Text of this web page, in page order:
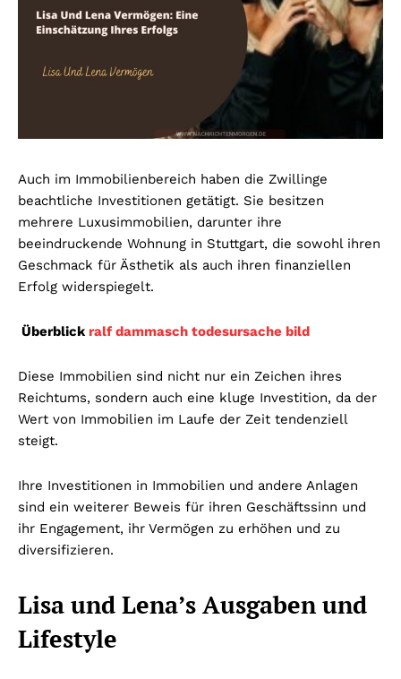
Auch im Immobilienbereich haben die Zwillinge
beachtliche Investitionen getätigt. Sie besitzen
mehrere Luxusimmobilien, darunter ihre
beeindruckende Wohnung in Stuttgart, die sowohl ihren
Geschmack für Ästhetik als auch ihren finanziellen
Erfolg widerspiegelt.
Überblick ralf dammasch todesursache bild
Diese Immobilien sind nicht nur ein Zeichen ihres
Reichtums, sondern auch eine kluge Investition, da der
Wert von Immobilien im Laufe der Zeit tendenziell
steigt.
Ihre Investitionen in Immobilien und andere Anlagen
sind ein weiterer Beweis für ihren Geschäftssinn und
ihr Engagement, ihr Vermögen zu erhöhen und zu
diversifizieren.
Lisa und Lena’s Ausgaben und
Lifestyle